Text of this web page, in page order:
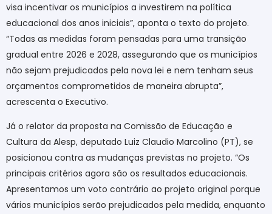
visa incentivar os municípios a investirem na política
educacional dos anos iniciais”, aponta o texto do projeto.
“Todas as medidas foram pensadas para uma transição
gradual entre 2026 e 2028, assegurando que os municípios
não sejam prejudicados pela nova lei e nem tenham seus
orçamentos comprometidos de maneira abrupta”,
acrescenta o Executivo.
Já o relator da proposta na Comissão de Educação e
Cultura da Alesp, deputado Luiz Claudio Marcolino (PT), se
posicionou contra as mudanças previstas no projeto. “Os
principais critérios agora são os resultados educacionais.
Apresentamos um voto contrário ao projeto original porque
vários municípios serão prejudicados pela medida, enquanto